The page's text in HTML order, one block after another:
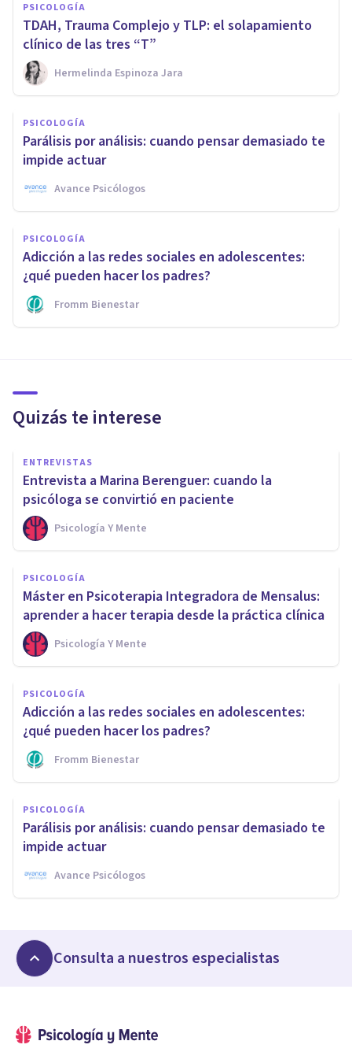
PSICOLOGÍA
TDAH, Trauma Complejo y TLP: el solapamiento
clínico de las tres “T”
Hermelinda Espinoza Jara
PSICOLOGÍA
Parálisis por análisis: cuando pensar demasiado te
impide actuar
Avance Psicólogos
PSICOLOGÍA
Adicción a las redes sociales en adolescentes:
¿qué pueden hacer los padres?
Fromm Bienestar
Quizás te interese
ENTREVISTAS
Entrevista a Marina Berenguer: cuando la
psicóloga se convirtió en paciente
Psicología Y Mente
PSICOLOGÍA
Máster en Psicoterapia Integradora de Mensalus:
aprender a hacer terapia desde la práctica clínica
Psicología Y Mente
PSICOLOGÍA
Adicción a las redes sociales en adolescentes:
¿qué pueden hacer los padres?
Fromm Bienestar
PSICOLOGÍA
Parálisis por análisis: cuando pensar demasiado te
impide actuar
Avance Psicólogos
Consulta a nuestros especialistas